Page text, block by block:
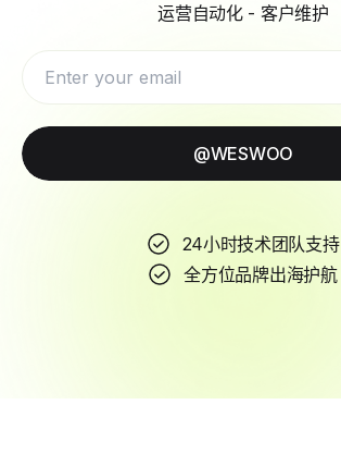
运营自动化 - 客户维护
@WESWOO
24小时技术团队支持
全方位品牌出海护航